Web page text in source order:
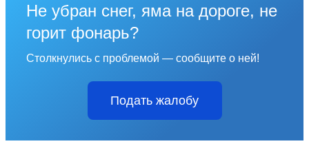
Не убран снег, яма на дороге, не
горит фонарь?
Столкнулись с проблемой — сообщите о ней!
Подать жалобу